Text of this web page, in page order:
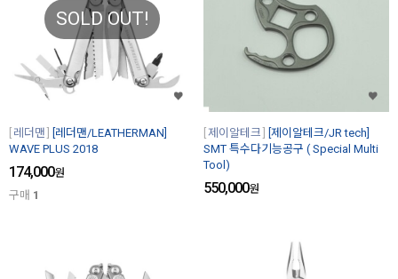
SOLD OUT!
레더맨
[레더맨/LEATHERMAN]
WAVE PLUS 2018
174,000원
구매 1
제이알테크
[제이알테크/JR tech]
SMT 특수다기능공구 ( Special Multi
Tool)
550,000원